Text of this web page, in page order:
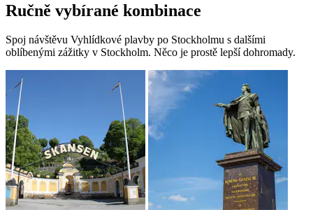
Ručně vybírané kombinace
Spoj návštěvu Vyhlídkové plavby po Stockholmu s dalšími
oblíbenými zážitky v Stockholm. Něco je prostě lepší dohromady.